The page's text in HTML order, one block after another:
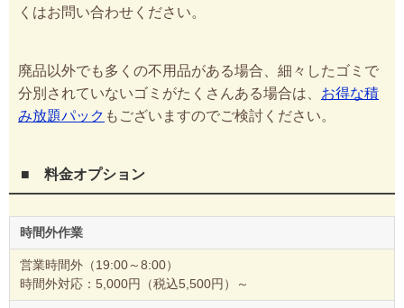
くはお問い合わせください。
廃品以外でも多くの不用品がある場合、細々したゴミで
分別されていないゴミがたくさんある場合は、 お得な積
み放題パック もございますのでご検討ください。
■ 料金オプション
時間外作業
営業時間外（19:00～8:00）
時間外対応：5,000円（税込5,500円）～